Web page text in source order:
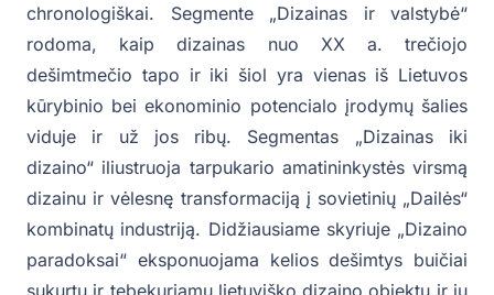
chronologiškai. Segmente „Dizainas ir valstybė“
rodoma, kaip dizainas nuo XX a. trečiojo
dešimtmečio tapo ir iki šiol yra vienas iš Lietuvos
kūrybinio bei ekonominio potencialo įrodymų šalies
viduje ir už jos ribų. Segmentas „Dizainas iki
dizaino“ iliustruoja tarpukario amatininkystės virsmą
dizainu ir vėlesnę transformaciją į sovietinių „Dailės“
kombinatų industriją. Didžiausiame skyriuje „Dizaino
paradoksai“ eksponuojama kelios dešimtys buičiai
sukurtų ir tebekuriamų lietuviško dizaino objektų ir jų